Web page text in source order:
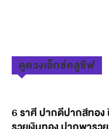
ดูดวงเอ็กซ์คลูซีฟ
6 ราศี ปากดีปากสีทอง